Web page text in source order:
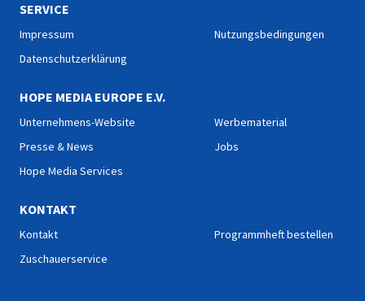
SERVICE
Impressum
Datenschutzerklärung
Nutzungsbedingungen
HOPE MEDIA EUROPE E.V.
Unternehmens-Website
Presse & News
Hope Media Services
Werbematerial
Jobs
KONTAKT
Kontakt
Zuschauerservice
Programmheft bestellen